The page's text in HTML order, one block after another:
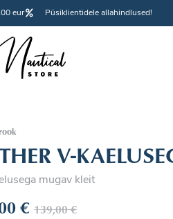
eur Püsiklientidele allahindlused!
V-
mugav kleit
€ 139,00€